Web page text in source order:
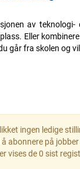
av
Eller
går fra skolen og
ingen ledige
abonnere på
vises de 0 sist